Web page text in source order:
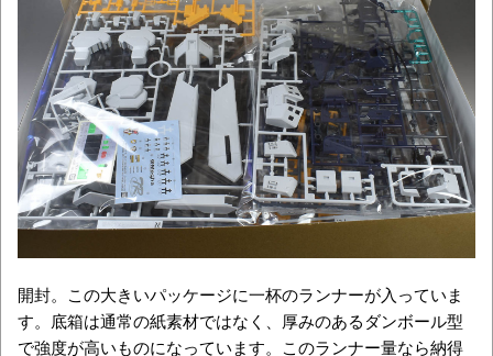
開封。この大きいパッケージに一杯のランナーが入っていま
す。底箱は通常の紙素材ではなく、厚みのあるダンボール型
で強度が高いものになっています。このランナー量なら納得